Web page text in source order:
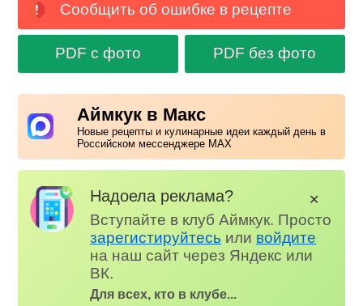
Сообщить об ошибке в рецепте
PDF с фото PDF без фото
Аймкук в Макс
Новые рецепты и кулинарные идеи каждый день в
Российском мессенджере MAX
Надоела реклама?
Вступайте в клуб Аймкук. Просто
зарегистируйтесь или войдите
на наш сайт через Яндекс или
ВК.
Для всех, кто в клубе...
✕